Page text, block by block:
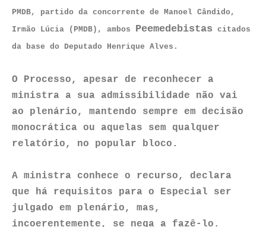
PMDB, partido da concorrente de Manoel Cândido,
Irmão Lúcia (PMDB), ambos Peemedebistas citados
da base do Deputado Henrique Alves.
O Processo, apesar de reconhecer a
ministra a sua admissibilidade não vai
ao plenário, mantendo sempre em decisão
monocrática ou aquelas sem qualquer
relatório, no popular bloco.
A ministra conhece o recurso, declara
que há requisitos para o Especial ser
julgado em plenário, mas,
incoerentemente, se nega a fazê-lo.